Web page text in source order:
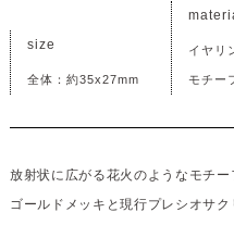
size
全体：約35x27mm
イヤリ
モチー
放射状に広がる花火のようなモチー
ゴールドメッキと現行プレシオサ